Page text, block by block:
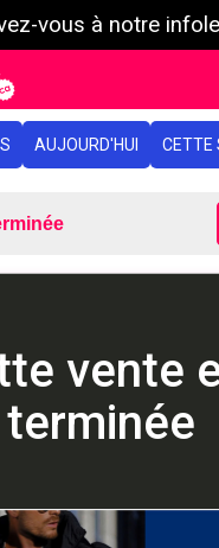
vous à notre
AUJOURD'HUI CETTE
vente
terminée